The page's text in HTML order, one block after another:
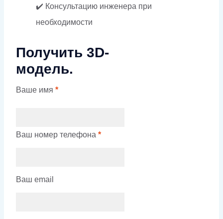
✔️ Консультацию инженера при
необходимости
Получить 3D-
модель.
Ваше имя *
Ваш номер телефона *
Ваш email